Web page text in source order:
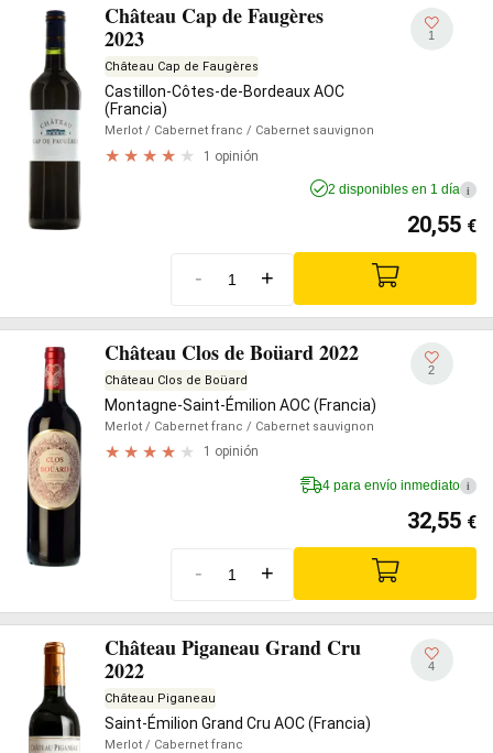
Château Cap de Faugères
2023
Château Cap de Faugères
Castillon-Côtes-de-Bordeaux AOC
(Francia)
Merlot / Cabernet franc / Cabernet sauvignon
1 opinión
1
2 disponibles en 1 día i
20,55 €
- +
Château Clos de Boüard 2022
Château Clos de Boüard
Montagne-Saint-Émilion AOC (Francia)
Merlot / Cabernet franc / Cabernet sauvignon
1 opinión
2
4 para envío inmediato i
32,55 €
- +
Château Piganeau Grand Cru
2022
Château Piganeau
Saint-Émilion Grand Cru AOC (Francia)
Merlot / Cabernet franc
4